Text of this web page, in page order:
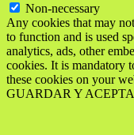
Non-necessary
Any cookies that may
to function and is used
analytics, ads, other
cookies. It is mandatory
these cookies on your
GUARDAR Y